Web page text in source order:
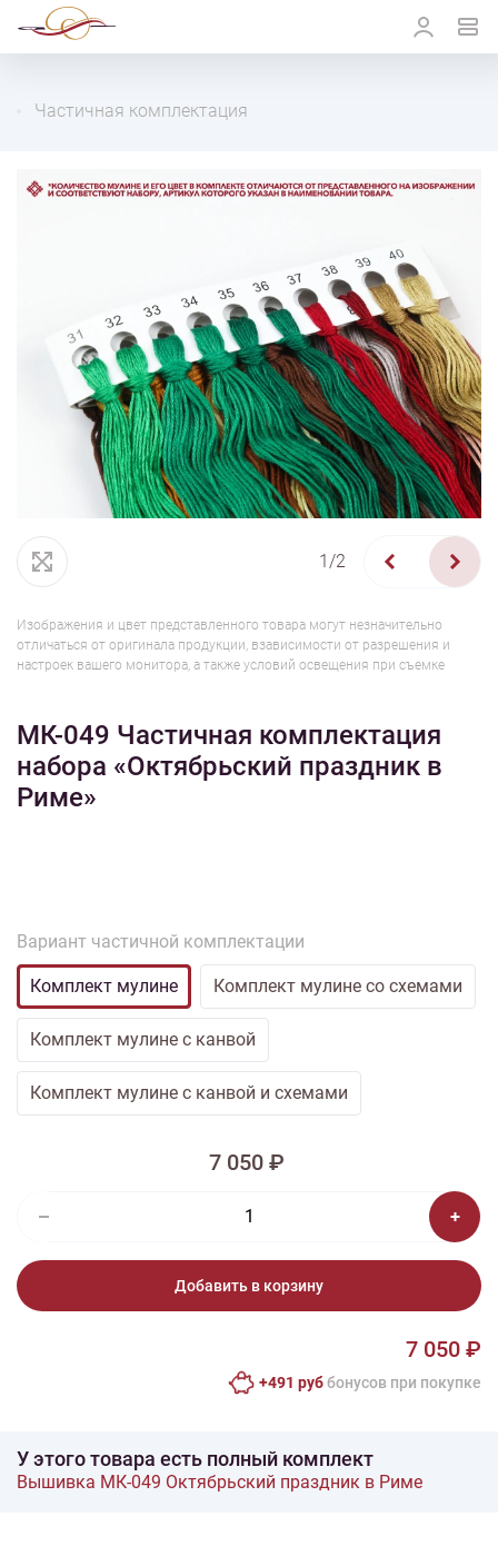
Частичная комплектация
1/2
Изображения и цвет представленного товара могут незначительно
отличаться от оригинала продукции, взависимости от разрешения и
настроек вашего монитора, а также условий освещения при съемке
МК-049 Частичная комплектация
набора «Октябрьский праздник в
Риме»
Вариант частичной комплектации
Комплект мулине Комплект мулине со схемами
Комплект мулине с канвой
Комплект мулине с канвой и схемами
7 050 ₽
Добавить в корзину
7 050 ₽
+491 руббонусов при покупке
У этого товара есть полный комплект
Вышивка МК-049 Октябрьский праздник в Риме